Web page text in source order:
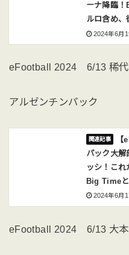
ーナ降臨
ルロ含め、
2024年6月
eFootball 2024 6/13 稀代
アルゼンチンパック
パック大解
ッシ！こ
Big Timeと
2024年6月
eFootball 2024 6/13 大